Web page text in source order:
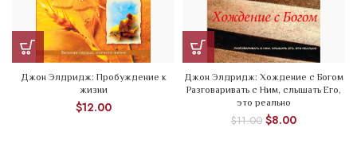
Джон Элдридж: Пробуждение к
жизни
$12.00
Джон Элдридж: Хождение с Богом
Разговаривать с Ним, слышать Его,
это реально
$11.00 $8.00